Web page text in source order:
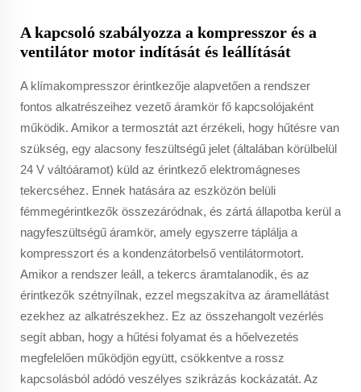
A kapcsoló szabályozza a kompresszor és a
ventilátor motor indítását és leállítását
A klímakompresszor érintkezője alapvetően a rendszer
fontos alkatrészeihez vezető áramkör fő kapcsolójaként
működik. Amikor a termosztát azt érzékeli, hogy hűtésre van
szükség, egy alacsony feszültségű jelet (általában körülbelül
24 V váltóáramot) küld az érintkező elektromágneses
tekercséhez. Ennek hatására az eszközön belüli
fémmegérintkezők összezáródnak, és zártá állapotba kerül a
nagyfeszültségű áramkör, amely egyszerre táplálja a
kompresszort és a kondenzátorbelső ventilátormotort.
Amikor a rendszer leáll, a tekercs áramtalanodik, és az
érintkezők szétnyílnak, ezzel megszakítva az áramellátást
ezekhez az alkatrészekhez. Ez az összehangolt vezérlés
segít abban, hogy a hűtési folyamat és a hőelvezetés
megfelelően működjön együtt, csökkentve a rossz
kapcsolásból adódó veszélyes szikrázás kockázatát. Az